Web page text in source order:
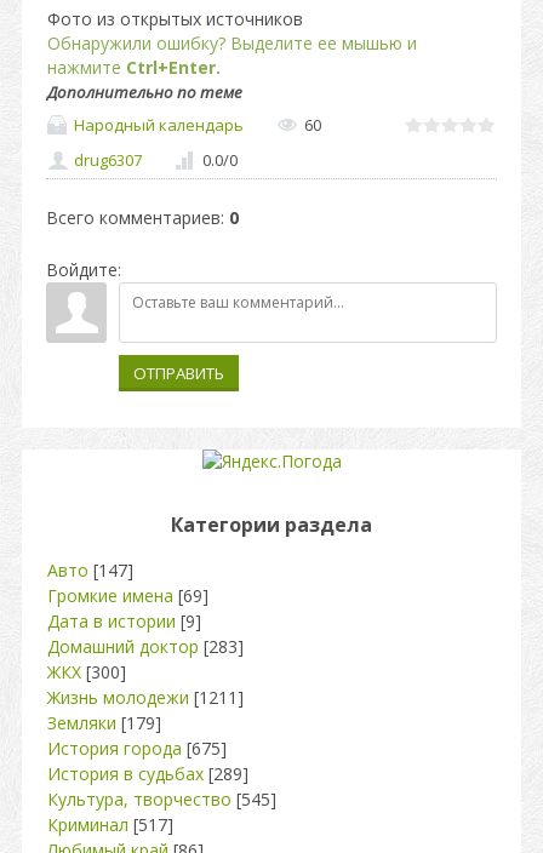
Фото из открытых источников
Обнаружили ошибку? Выделите ее мышью и
нажмите Ctrl+Enter.
Дополнительно по теме
Народный календарь
60
drug6307
0.0/0
Всего комментариев: 0
Войдите:
ОТПРАВИТЬ
Категории раздела
Авто [147]
Громкие имена [69]
Дата в истории [9]
Домашний доктор [283]
ЖКХ [300]
Жизнь молодежи [1211]
Земляки [179]
История города [675]
История в судьбах [289]
Культура, творчество [545]
Криминал [517]